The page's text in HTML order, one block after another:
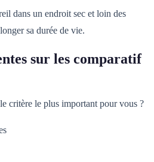
dans un endroit sec et loin des
sa durée de vie.
sur les comparatif
critère le plus important pour vous ?